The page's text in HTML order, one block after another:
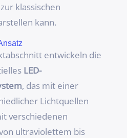
klassischen
kann.
entwickeln die
LED-
, das mit einer
Lichtquellen
verschiedenen
ultraviolettem bis